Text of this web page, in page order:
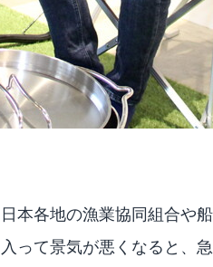
本各地の漁業協同組合や
って景気が悪くなると、